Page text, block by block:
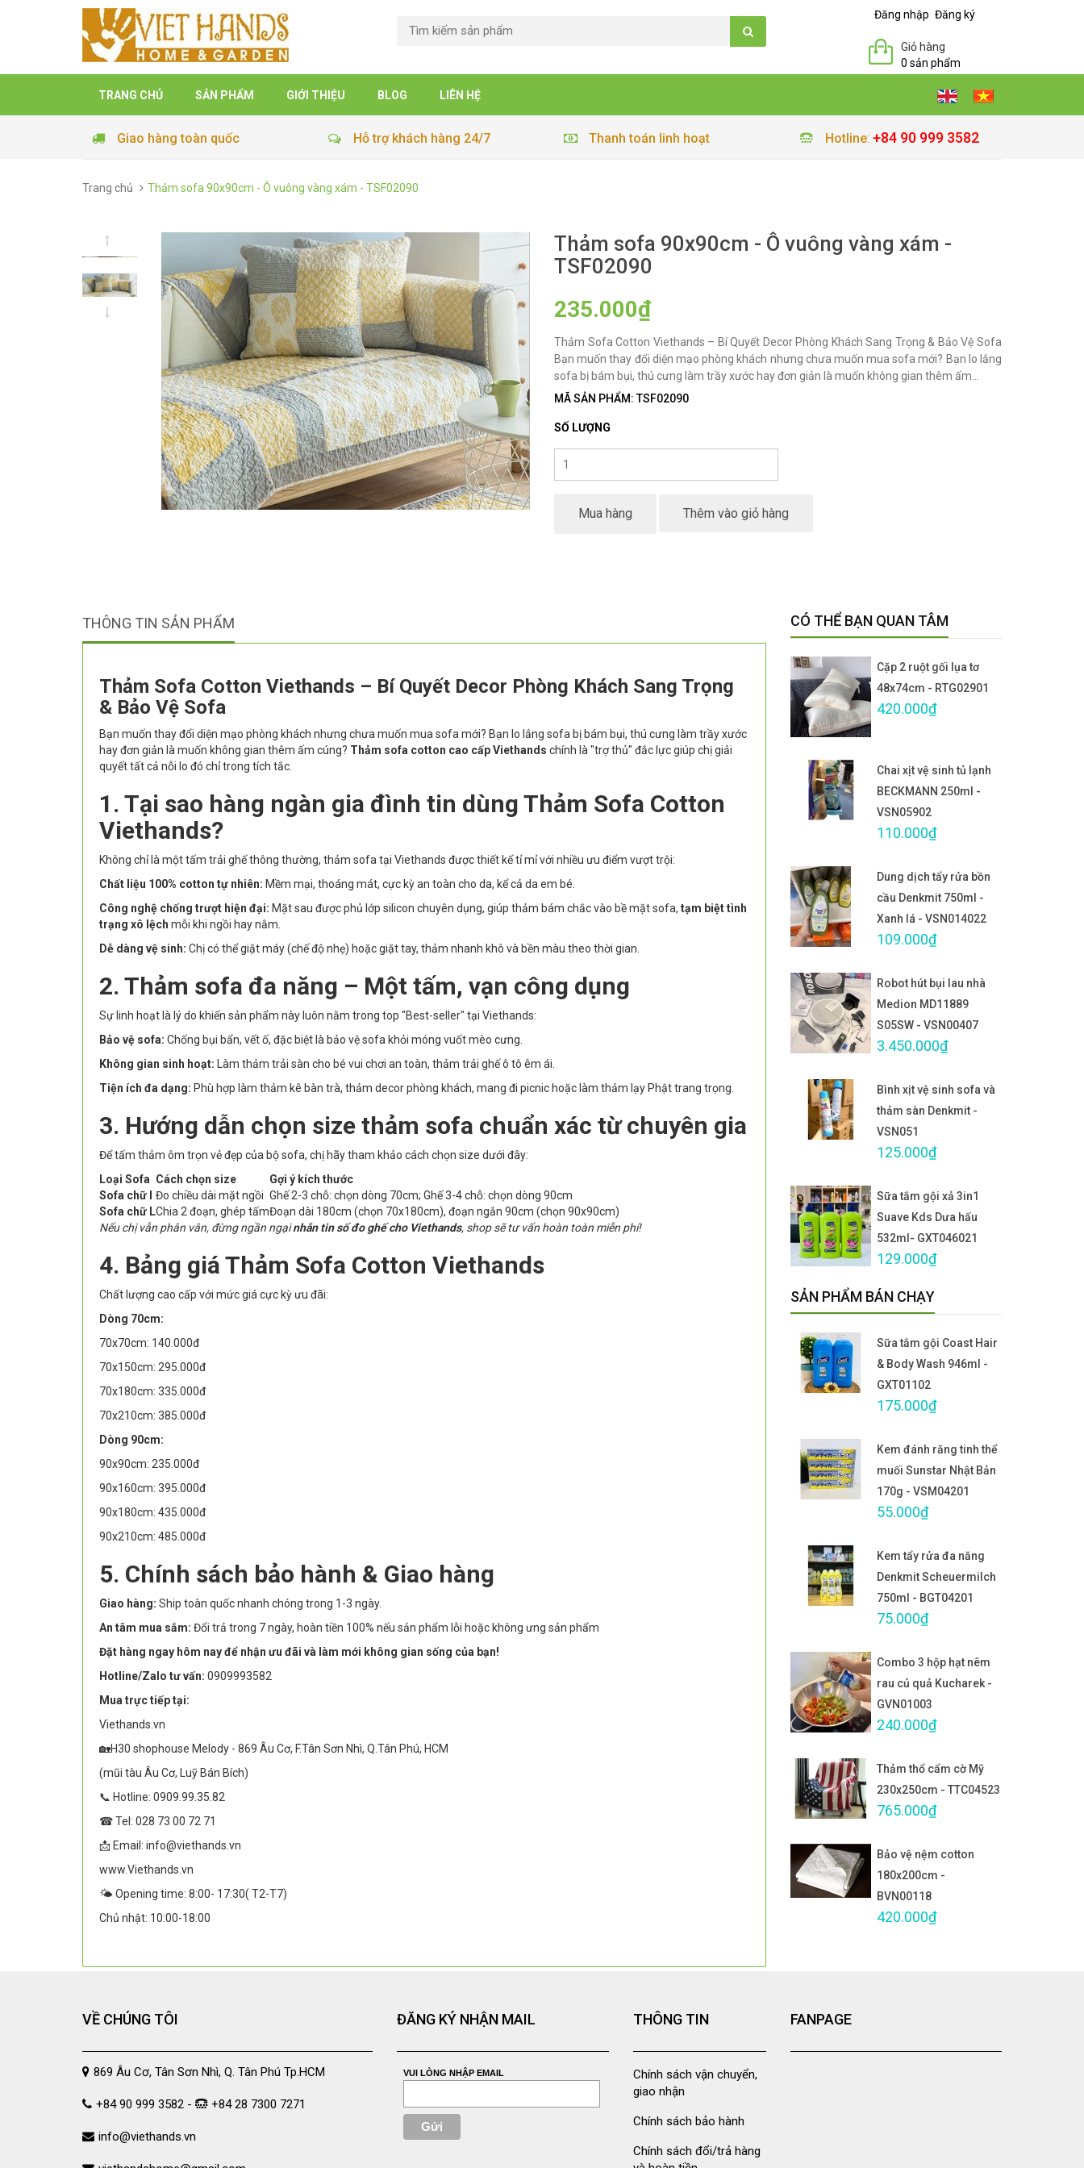
Đăng nhập Đăng ký
Giỏ hàng
0 sản phẩm
TRANG CHỦ SẢN PHẨM GIỚI THIỆU BLOG LIÊN HỆ
Giao hàng toàn quốc Hỗ trợ khách hàng 24/7 Thanh toán linh hoạt Hotline: +84 90 999 3582
Trang chủ Thảm sofa 90x90cm - Ô vuông vàng xám - TSF02090
Thảm sofa 90x90cm - Ô vuông vàng xám -
TSF02090
235.000₫
Thảm Sofa Cotton Viethands – Bí Quyết Decor Phòng Khách Sang Trọng & Bảo Vệ Sofa
Bạn muốn thay đổi diện mạo phòng khách nhưng chưa muốn mua sofa mới? Bạn lo lắng
sofa bị bám bụi, thú cưng làm trầy xước hay đơn giản là muốn không gian thêm ấm...
MÃ SẢN PHẨM: TSF02090
SỐ LƯỢNG
Mua hàng Thêm vào giỏ hàng
THÔNG TIN SẢN PHẨM
Thảm Sofa Cotton Viethands – Bí Quyết Decor Phòng Khách Sang Trọng
& Bảo Vệ Sofa
Bạn muốn thay đổi diện mạo phòng khách nhưng chưa muốn mua sofa mới? Bạn lo lắng sofa bị bám bụi, thú cưng làm trầy xước
hay đơn giản là muốn không gian thêm ấm cúng? Thảm sofa cotton cao cấp Viethands chính là "trợ thủ" đắc lực giúp chị giải
quyết tất cả nỗi lo đó chỉ trong tích tắc.
1. Tại sao hàng ngàn gia đình tin dùng Thảm Sofa Cotton
Viethands?
Không chỉ là một tấm trải ghế thông thường, thảm sofa tại Viethands được thiết kế tỉ mỉ với nhiều ưu điểm vượt trội:
Chất liệu 100% cotton tự nhiên: Mềm mại, thoáng mát, cực kỳ an toàn cho da, kể cả da em bé.
Công nghệ chống trượt hiện đại: Mặt sau được phủ lớp silicon chuyên dụng, giúp thảm bám chắc vào bề mặt sofa, tạm biệt tình
trạng xô lệch mỗi khi ngồi hay nằm.
Dễ dàng vệ sinh: Chị có thể giặt máy (chế độ nhẹ) hoặc giặt tay, thảm nhanh khô và bền màu theo thời gian.
2. Thảm sofa đa năng – Một tấm, vạn công dụng
Sự linh hoạt là lý do khiến sản phẩm này luôn nằm trong top "Best-seller" tại Viethands:
Bảo vệ sofa: Chống bụi bẩn, vết ố, đặc biệt là bảo vệ sofa khỏi móng vuốt mèo cưng.
Không gian sinh hoạt: Làm thảm trải sàn cho bé vui chơi an toàn, thảm trải ghế ô tô êm ái.
Tiện ích đa dạng: Phù hợp làm thảm kê bàn trà, thảm decor phòng khách, mang đi picnic hoặc làm thảm lạy Phật trang trọng.
3. Hướng dẫn chọn size thảm sofa chuẩn xác từ chuyên gia
Để tấm thảm ôm trọn vẻ đẹp của bộ sofa, chị hãy tham khảo cách chọn size dưới đây:
Loại Sofa Cách chọn size
Gợi ý kích thước
Sofa chữ I
Đo chiều dài mặt ngồi Ghế 2-3 chỗ: chọn dòng 70cm; Ghế 3-4 chỗ: chọn dòng 90cm
Sofa chữ LChia 2 đoạn, ghép tấmĐoạn dài 180cm (chọn 70x180cm), đoạn ngắn 90cm (chọn 90x90cm)
Nếu chị vẫn phân vân, đừng ngần ngạinhắn tin số đo ghế cho Viethands, shop sẽ tư vấn hoàn toàn miễn phí!
4. Bảng giá Thảm Sofa Cotton Viethands
Chất lượng cao cấp với mức giá cực kỳ ưu đãi:
Dòng 70cm:
70x70cm: 140.000đ
70x150cm: 295.000đ
70x180cm: 335.000đ
70x210cm: 385.000đ
Dòng 90cm:
90x90cm: 235.000đ
90x160cm: 395.000đ
90x180cm: 435.000đ
90x210cm: 485.000đ
5. Chính sách bảo hành & Giao hàng
Giao hàng: Ship toàn quốc nhanh chóng trong 1-3 ngày.
An tâm mua sắm: Đổi trả trong 7 ngày, hoàn tiền 100% nếu sản phẩm lỗi hoặc không ưng sản phẩm
Đặt hàng ngay hôm nay để nhận ưu đãi và làm mới không gian sống của bạn!
Hotline/Zalo tư vấn: 0909993582
Mua trực tiếp tại:
Viethands.vn
🏡H30 shophouse Melody - 869 Âu Cơ, F.Tân Sơn Nhì, Q.Tân Phú, HCM
(mũi tàu Âu Cơ, Luỹ Bán Bích)
📞 Hotline: 0909.99.35.82
☎ Tel: 028 73 00 72 71
📩 Email: info@viethands.vn
www.Viethands.vn
🌤️ Opening time: 8:00- 17:30( T2-T7)
Chủ nhật: 10:00-18:00
CÓ THỂ BẠN QUAN TÂM
Cặp 2 ruột gối lụa tơ
48x74cm - RTG02901
420.000₫
Chai xịt vệ sinh tủ lạnh
BECKMANN 250ml -
VSN05902
110.000₫
Dung dịch tẩy rửa bồn
cầu Denkmit 750ml -
Xanh lá - VSN014022
109.000₫
Robot hút bụi lau nhà
Medion MD11889
S05SW - VSN00407
3.450.000₫
Bình xịt vệ sinh sofa và
thảm sàn Denkmit -
VSN051
125.000₫
Sữa tắm gội xả 3in1
Suave Kds Dưa hấu
532ml- GXT046021
129.000₫
SẢN PHẨM BÁN CHẠY
Sữa tắm gội Coast Hair
& Body Wash 946ml -
GXT01102
175.000₫
Kem đánh răng tinh thể
muối Sunstar Nhật Bản
170g - VSM04201
55.000₫
Kem tẩy rửa đa năng
Denkmit Scheuermilch
750ml - BGT04201
75.000₫
Combo 3 hộp hạt nêm
rau củ quả Kucharek -
GVN01003
240.000₫
Thảm thổ cẩm cờ Mỹ
230x250cm - TTC04523
765.000₫
Bảo vệ nệm cotton
180x200cm -
BVN00118
420.000₫
VỀ CHÚNG TÔI
869 Âu Cơ, Tân Sơn Nhì, Q. Tân Phú Tp.HCM
+84 90 999 3582 - +84 28 7300 7271
info@viethands.vn
ĐĂNG KÝ NHẬN MAIL
VUI LÒNG NHẬP EMAIL
THÔNG TIN
Chính sách vận chuyển,
giao nhận
Chính sách bảo hành
Chính sách đổi/trả hàng
FANPAGE